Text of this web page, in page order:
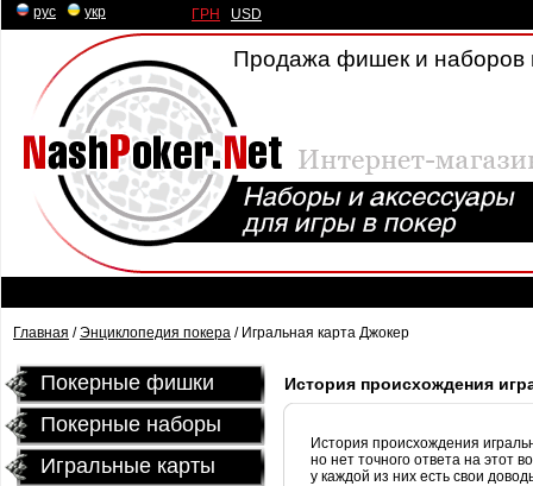
рус укр ГРН USD
Продажа фишек и наборов
Главная /Энциклопедия покера / Игральная карта Джокер
Покерные фишки
Покерные наборы
Игральные карты
История происхождения
История происхождения
но нет точного ответа на этот
у каждой из них есть свои